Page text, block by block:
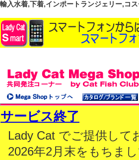
輸入水着,下着,インポートランジェリー,コ
サービス終了
Lady Cat でご提供して
2026年2月末をもちま